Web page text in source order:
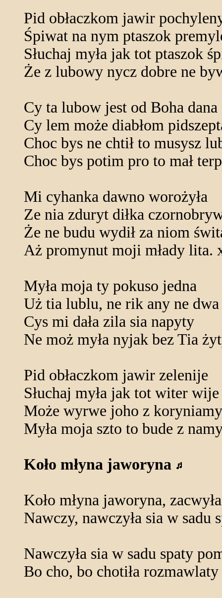
Pid obłaczkom jawir
Śpiwat na nym ptaszok
Słuchaj myła jak tot ptaszok
Że z lubowy nycz dobre ne
Cy ta lubow jest od Boha dana
Cy lem może diabłom
Choc bys ne chtił to musysz
Choc bys potim pro to mał
Mi cyhanka dawno worożyła
Ze nia zduryt diłka
Że ne budu wydił za niom
Aż promynut moji młady lita.
Myła moja ty pokuso jedna
Uż tia lublu, ne rik any ne dwa
Cys mi dała zila sia napyty
Ne moż myła nyjak bez Tia
Pid obłaczkom jawir zelenije
Słuchaj myła jak tot witer wije
Może wyrwe joho z koryniamy
Myła moja szto to bude z
Koło młyna jaworyna
Koło młyna jaworyna,
Nawczy, nawczyła sia w sadu
Nawczyła sia w sadu spaty
Bo cho, bo chotiła